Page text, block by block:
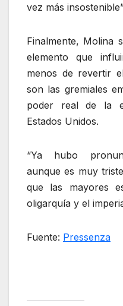
vez más
Finalmente, Molina
elemento que
menos de revertir
son las gremiales
poder real de la
Estados Unidos.
“Ya hubo
aunque es muy
que las mayores
oligarquía y el
Fuente: Pressenza